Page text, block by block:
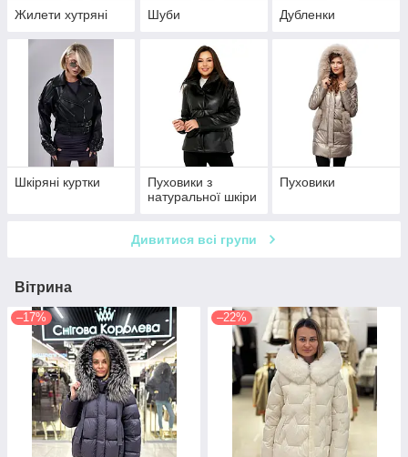
Жилети хутряні Шуби Дубленки
Шкіряні куртки
Пуховики з
натуральної шкіри
Пуховики
Дивитися всі групи
Вітрина
–17% –22%